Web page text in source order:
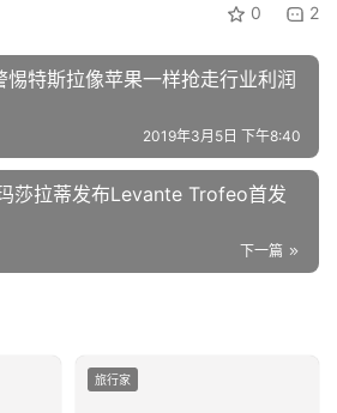
0 2
惕特斯拉像苹果一样抢走行业利润
2019年3月5日 下午8:40
莎拉蒂发布Levante Trofeo首发
下一篇
旅行家